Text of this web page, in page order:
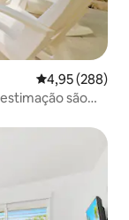
4,95 de uma
4,95 (288)
são